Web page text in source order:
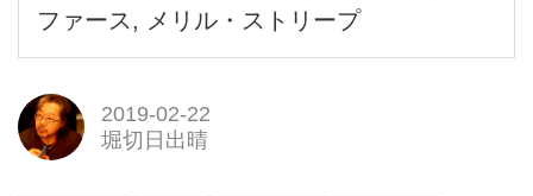
ファース, メリル・ストリープ
2019-02-22
堀切日出晴